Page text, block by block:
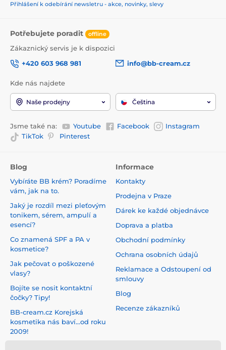
Přihlášení k odebírání newsletru - akce, novinky, slevy
Potřebujete poradit offline
Zákaznický servis je k dispozici
+420 603 968 981
info@bb-cream.cz
Kde nás najdete
Naše prodejny Čeština
Jsme také na: Youtube Facebook
Instagram
TikTok
Pinterest
Blog
Vybíráte BB krém? Poradíme
vám, jak na to.
Jaký je rozdíl mezi pleťovým
tonikem, sérem, ampulí a
esencí?
Co znamená SPF a PA v
kosmetice?
Jak pečovat o poškozené
vlasy?
Bojíte se nosit kontaktní
čočky? Tipy!
BB-cream.cz Korejská
kosmetika nás baví...od roku
2009!
Informace
Kontakty
Prodejna v Praze
Dárek ke každé objednávce
Doprava a platba
Obchodní podmínky
Ochrana osobních údajů
Reklamace a Odstoupení od
smlouvy
Blog
Recenze zákazníků